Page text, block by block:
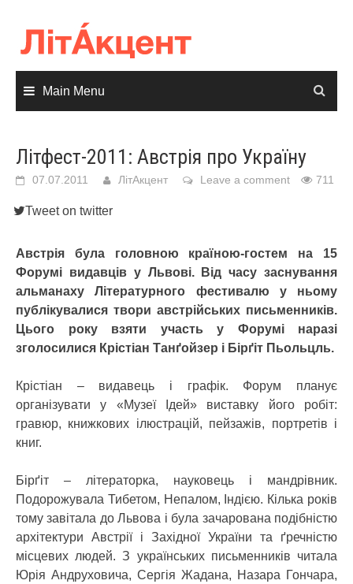
content
Main Menu
Літфест-2011: Австрія про Україну
07.07.2011 ЛітАкцент Leave a comment 711
Tweet on twitter
Австрія була головною країною-гостем на 15
Форумі видавців у Львові. Від часу заснування
альманаху Літературного фестивалю у ньому
публікувалися твори австрійських письменників.
Цього року взяти участь у Форумі наразі
зголосилися Крістіан Танґойзер і Бірґіт Пьольцль.
Крістіан – видавець і графік. Форум планує
організувати у «Музеї Ідей» виставку його робіт:
гравюр, книжкових ілюстрацій, пейзажів, портретів і
книг.
Бірґіт – літераторка, науковець і мандрівник.
Подорожувала Тибетом, Непалом, Індією. Кілька років
тому завітала до Львова і була зачарована подібністю
архітектури Австрії і Західної України та ґречністю
місцевих людей. З українських письменників читала
Юрія Андруховича, Сергія Жадана, Назара Гончара,